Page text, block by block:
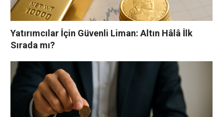
Yatırımcılar İçin Güvenli Liman: Altın Hâlâ İlk
Sırada mı?